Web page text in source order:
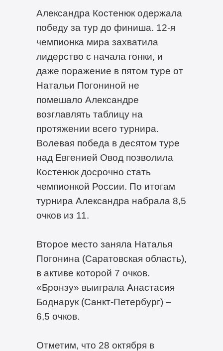
Александра Костенюк одержала
победу за тур до финиша. 12-я
чемпионка мира захватила
лидерство с начала гонки, и
даже поражение в пятом туре от
Натальи Погониной не
помешало Александре
возглавлять таблицу на
протяжении всего турнира.
Волевая победа в десятом туре
над Евгенией Овод позволила
Костенюк досрочно стать
чемпионкой России. По итогам
турнира Александра набрала 8,5
очков из 11.
Второе место заняла Наталья
Погонина (Саратовская область),
в активе которой 7 очков.
«Бронзу» выиграла Анастасия
Боднарук (Санкт-Петербург) –
6,5 очков.
Отметим, что 28 октября в